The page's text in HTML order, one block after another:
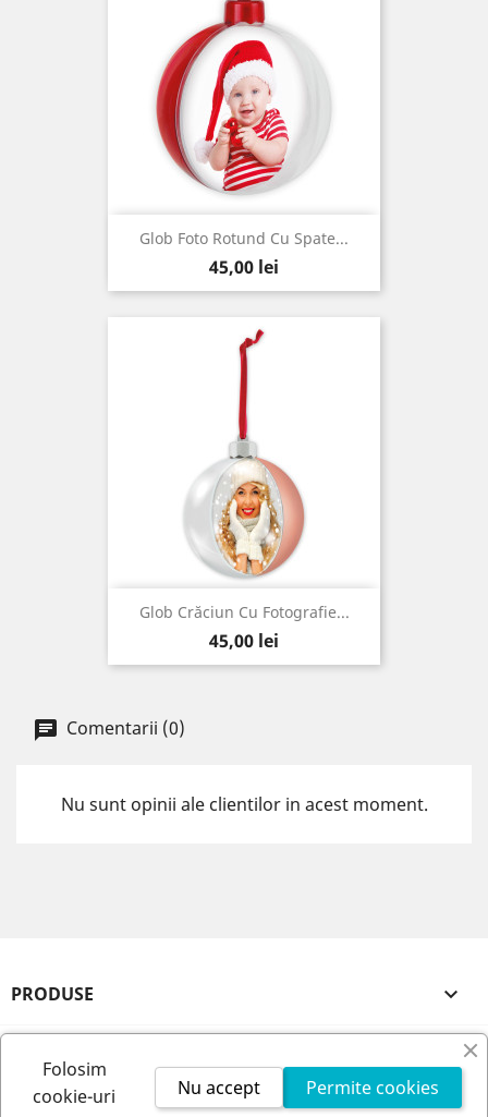
Glob Foto Rotund Cu Spate...
Pret
45,00 lei
Glob Crăciun Cu Fotografie...
Pret
45,00 lei
Comentarii (0)
Nu sunt opinii ale clientilor in acest moment.
PRODUSE 
CONTUL TAU 
Folosim
cookie-uri
Permite cookies
Nu accept